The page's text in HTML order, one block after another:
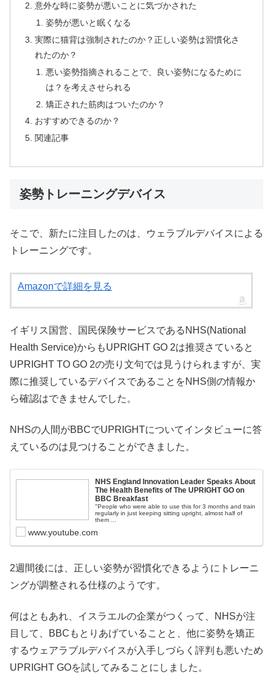
意外な時に姿勢が悪いことに気づかされた
姿勢が悪いと眠くなる
実際に猫背は強制されたのか？正しい姿勢は習慣化さ
れたのか？
悪い姿勢指摘されることで、良い姿勢になるために
は？を考えさせられる
矯正された筋肉はついたのか？
おすすめできるのか？
関連記事
姿勢トレーニングデバイス
そこで、新たに注目したのは、ウェラブルデバイスによる
トレーニングです。
Amazonで詳細を見る
イギリス国営、国民保険サービスであるNHS(National
Health Service)からもUPRIGHT GO 2は推奨さていると
UPRIGHT TO GO 2の売り文句では見うけられますが、実
際に推奨しているデバイスであることをNHS側の情報か
ら確認はできませんでした。
NHSの人間がBBCでUPRIGHTについてインタビューに答
えているのは見つけることができました。
NHS England Innovation Leader Speaks About
The Health Benefits of The UPRIGHT GO on
BBC Breakfast
"People who were able to use this for 3 months and train
regularly in just keeping sitting upright, almost half of
them ...
www.youtube.com
2週間後には、正しい姿勢が習慣化できるようにトレーニ
ングが調整される仕様のようです。
何はともあれ、イスラエルの企業がつくって、NHSが注
目して、BBCもとりあげていることと、他に姿勢を矯正
するウェアラブルデバイスが入手しづらく評判も悪いため
UPRIGHT GOを試してみることにしました。